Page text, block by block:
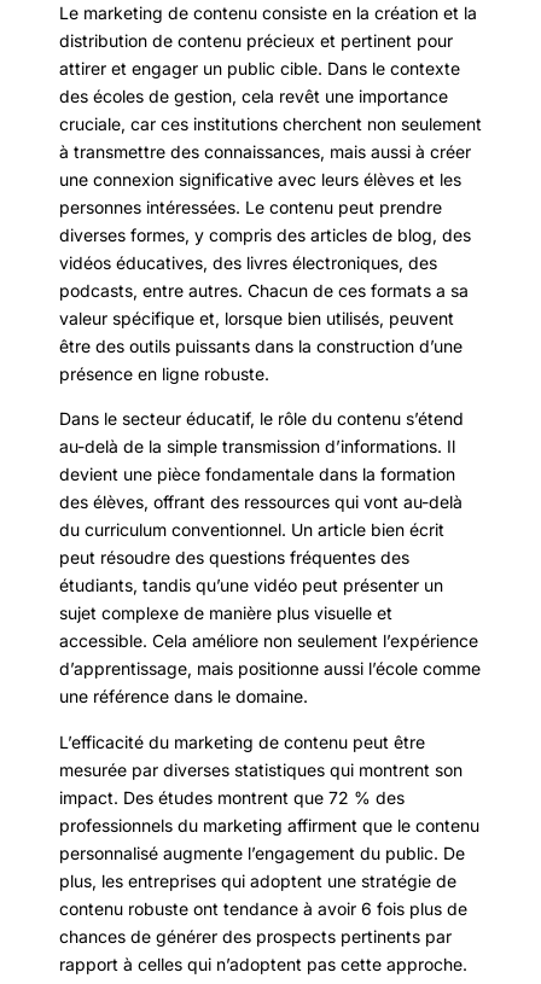
Le marketing de contenu consiste en la création et la
distribution de contenu précieux et pertinent pour
attirer et engager un public cible. Dans le contexte
des écoles de gestion, cela revêt une importance
cruciale, car ces institutions cherchent non seulement
à transmettre des connaissances, mais aussi à créer
une connexion significative avec leurs élèves et les
personnes intéressées. Le contenu peut prendre
diverses formes, y compris des articles de blog, des
vidéos éducatives, des livres électroniques, des
podcasts, entre autres. Chacun de ces formats a sa
valeur spécifique et, lorsque bien utilisés, peuvent
être des outils puissants dans la construction d’une
présence en ligne robuste.
Dans le secteur éducatif, le rôle du contenu s’étend
au-delà de la simple transmission d’informations. Il
devient une pièce fondamentale dans la formation
des élèves, offrant des ressources qui vont au-delà
du curriculum conventionnel. Un article bien écrit
peut résoudre des questions fréquentes des
étudiants, tandis qu’une vidéo peut présenter un
sujet complexe de manière plus visuelle et
accessible. Cela améliore non seulement l’expérience
d’apprentissage, mais positionne aussi l’école comme
une référence dans le domaine.
L’efficacité du marketing de contenu peut être
mesurée par diverses statistiques qui montrent son
impact. Des études montrent que 72 % des
professionnels du marketing affirment que le contenu
personnalisé augmente l’engagement du public. De
plus, les entreprises qui adoptent une stratégie de
contenu robuste ont tendance à avoir 6 fois plus de
chances de générer des prospects pertinents par
rapport à celles qui n’adoptent pas cette approche.